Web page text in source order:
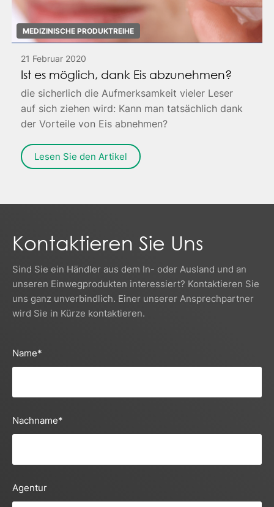
MEDIZINISCHE PRODUKTREIHE
21 Februar 2020
Ist es möglich, dank Eis abzunehmen?
die sicherlich die Aufmerksamkeit vieler Leser
auf sich ziehen wird: Kann man tatsächlich dank
der Vorteile von Eis abnehmen?
Lesen Sie den Artikel
Kontaktieren Sie Uns
Sind Sie ein Händler aus dem In- oder Ausland und an
unseren Einwegprodukten interessiert? Kontaktieren Sie
uns ganz unverbindlich. Einer unserer Ansprechpartner
wird Sie in Kürze kontaktieren.
Name*
Nachname*
Agentur